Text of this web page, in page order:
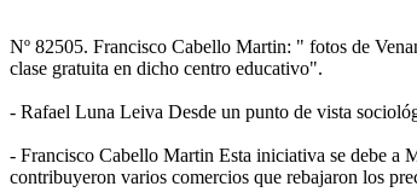
Nº 82505. Francisco Cabello Martin: " fotos de
clase gratuita en dicho centro educativo".
- Rafael Luna Leiva Desde un punto de vista
- Francisco Cabello Martin Esta iniciativa se debe a
contribuyeron varios comercios que rebajaron los